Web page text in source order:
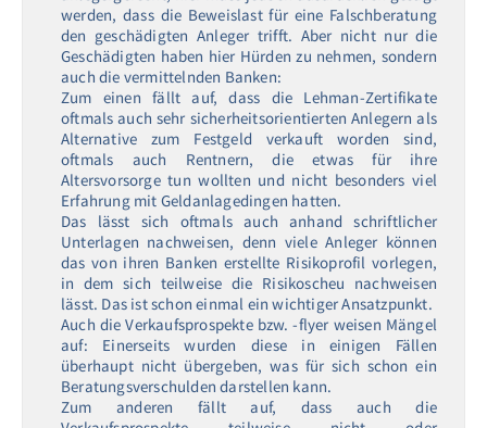
werden, dass die Beweislast für eine Falschberatung
den geschädigten Anleger trifft. Aber nicht nur die
Geschädigten haben hier Hürden zu nehmen, sondern
auch die vermittelnden Banken:
Zum einen fällt auf, dass die Lehman-Zertifikate
oftmals auch sehr sicherheitsorientierten Anlegern als
Alternative zum Festgeld verkauft worden sind,
oftmals auch Rentnern, die etwas für ihre
Altersvorsorge tun wollten und nicht besonders viel
Erfahrung mit Geldanlagedingen hatten.
Das lässt sich oftmals auch anhand schriftlicher
Unterlagen nachweisen, denn viele Anleger können
das von ihren Banken erstellte Risikoprofil vorlegen,
in dem sich teilweise die Risikoscheu nachweisen
lässt. Das ist schon einmal ein wichtiger Ansatzpunkt.
Auch die Verkaufsprospekte bzw. -flyer weisen Mängel
auf: Einerseits wurden diese in einigen Fällen
überhaupt nicht übergeben, was für sich schon ein
Beratungsverschulden darstellen kann.
Zum anderen fällt auf, dass auch die